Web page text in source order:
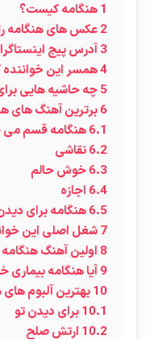
1هنگامه کیست؟
2عکس های هنگامه را
3آدرس پیج
4همسر این
5 چه حاشیه هایی
6برترین آهنگ های
6.1هنگامه قسم می
6.2نقاشی
6.3 خوش حالم
6.4 اجازه
6.5هنگامه برای
7شغل اصلی این
8 اولین آهنگ
9آیا هنگامه بیماری
10بهترین آلبوم
10.1برای دیدن تو
10.2 ارتش صلح